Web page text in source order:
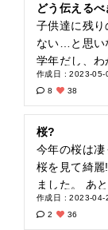
どう伝える
子供達に残
ない…と思い
学年だし、わ
きるはず。 私の体調とかを見て薄々勘づいてはいるん
だろうな…と
合わなきゃ！
作成日 : 2023-
8
38
桜?
今年の桜は
桜を見て綺
ました。 あと何回見れるのかな…というより、桜を見
るのも最後か
作成日 : 2023-
2
36